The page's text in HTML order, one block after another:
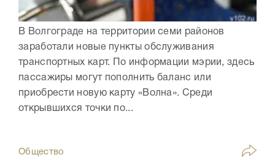
В Волгограде на территории семи районов
заработали новые пункты обслуживания
транспортных карт. По информации мэрии, здесь
пассажиры могут пополнить баланс или
приобрести новую карту «Волна». Среди
открывшихся точки по...
Общество